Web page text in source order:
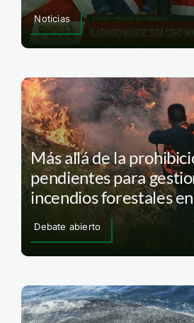
Noticias
Más allá de la
pendientes para
incendios forestales
Debate abierto